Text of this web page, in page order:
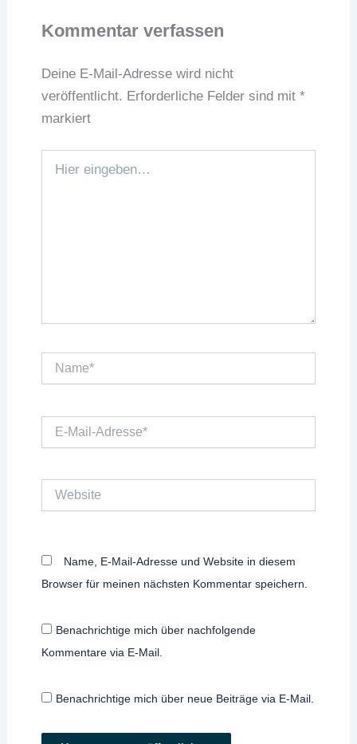
Kommentar verfassen
Deine E-Mail-Adresse wird nicht
veröffentlicht. Erforderliche Felder sind mit *
markiert
eingeben…
Mail-
Website
Name, E-Mail-Adresse und Website in diesem
Browser für meinen nächsten Kommentar speichern.
Benachrichtige mich über nachfolgende
Kommentare via E-Mail.
Benachrichtige mich über neue Beiträge via E-Mail.